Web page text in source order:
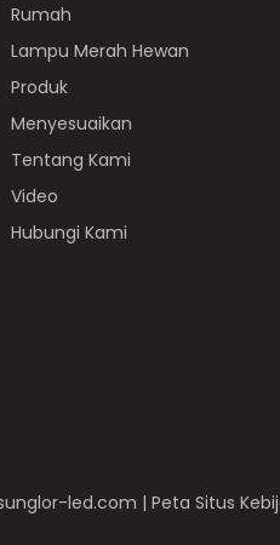
Rumah
Lampu Merah Hewan
Produk
Menyesuaikan
Tentang Kami
Video
Hubungi Kami
led.com | Peta Situs